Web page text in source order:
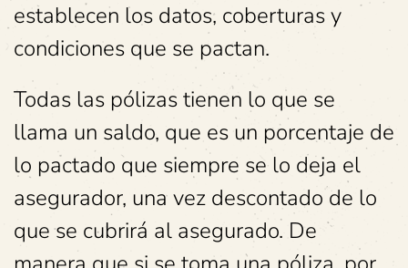
establecen los datos, coberturas y
condiciones que se pactan.
Todas las pólizas tienen lo que se
llama un saldo, que es un porcentaje de
lo pactado que siempre se lo deja el
asegurador, una vez descontado de lo
que se cubrirá al asegurado. De